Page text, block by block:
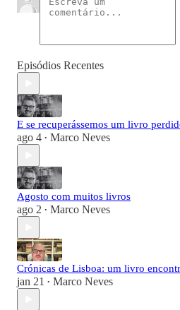
Episódios Recentes
E se recuperássemos um livro
ago 4 • Marco Neves
Agosto com muitos livros
ago 2 • Marco Neves
Crónicas de Lisboa: um livro
jan 21 • Marco Neves